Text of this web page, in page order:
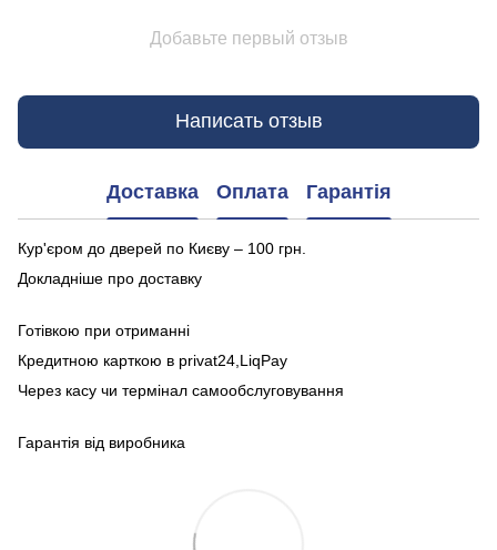
Добавьте первый отзыв
Написать отзыв
Доставка Оплата Гарантія
Кур'єром до дверей по Києву – 100 грн.
Докладніше про доставку
Готівкою при отриманні
Кредитною карткою в privat24,LiqPay
Через касу чи термінал самообслуговування
Гарантія від виробника